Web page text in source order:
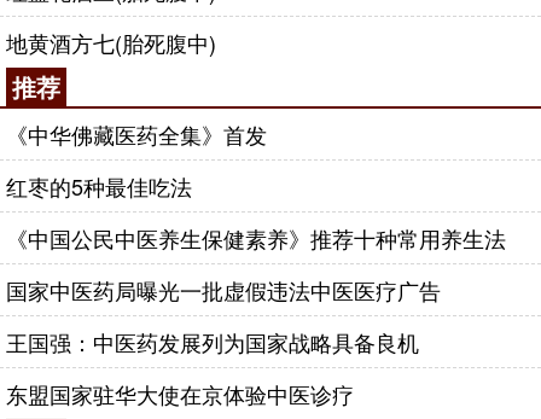
地黄酒方七(胎死腹中)
推荐
《中华佛藏医药全集》首发
红枣的5种最佳吃法
《中国公民中医养生保健素养》推荐十种常用养生法
国家中医药局曝光一批虚假违法中医医疗广告
王国强：中医药发展列为国家战略具备良机
东盟国家驻华大使在京体验中医诊疗